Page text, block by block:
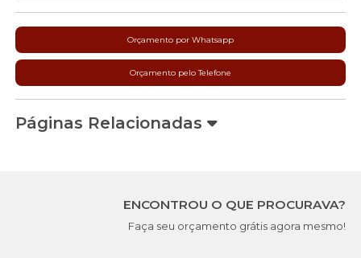
Orçamento por Whatsapp
Orçamento pelo Telefone
Páginas Relacionadas
ENCONTROU O QUE PROCURAVA?
Faça seu orçamento grátis agora mesmo!